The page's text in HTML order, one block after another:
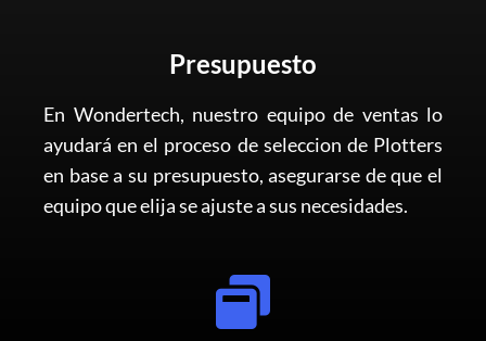
Presupuesto
En Wondertech, nuestro equipo de ventas lo
ayudará en el proceso de seleccion de Plotters
en base a su presupuesto, asegurarse de que el
equipo que elija se ajuste a sus necesidades.